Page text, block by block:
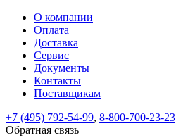
ВходРегистрация
test@example.com
отправлена
по
ней
Восстановление
пароля
Заполните
форму.
Мы
отправим
На
вашу
почту
test@test.ru
Введите
новый
пароль
Пароль
успешно
восстановлен
Обратная
связь
сообщение
успешно
отправлено.
О компании
Оплата
Доставка
Сервис
Документы
Контакты
Поставщикам
+7 (495) 792-54-99, 8-800-700-23-23
Обратная связь